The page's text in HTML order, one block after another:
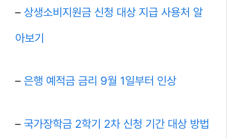
– 상생소비지원금 신청 대상 지급 사용처 알
아보기
– 은행 예적금 금리 9월 1일부터 인상
– 국가장학금 2학기 2차 신청 기간 대상 방법